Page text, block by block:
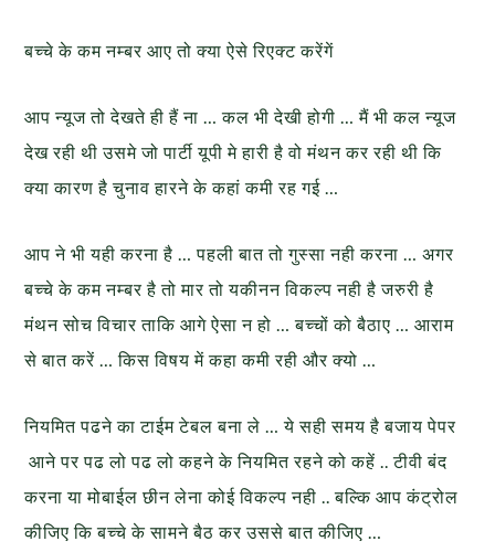
बच्चे के कम नम्बर आए तो क्या ऐसे रिएक्ट करेंगें
आप न्यूज तो देखते ही हैं ना … कल भी देखी होगी … मैं भी कल न्यूज
देख रही थी उसमे जो पार्टी यूपी मे हारी है वो मंथन कर रही थी कि
क्या कारण है चुनाव हारने के कहां कमी रह गई …
आप ने भी यही करना है … पहली बात तो गुस्सा नही करना … अगर
बच्चे के कम नम्बर है तो मार तो यकीनन विकल्प नही है जरुरी है
मंथन सोच विचार ताकि आगे ऐसा न हो … बच्चों को बैठाए … आराम
से बात करें … किस विषय में कहा कमी रही और क्यो …
नियमित पढने का टाईम टेबल बना ले … ये सही समय है बजाय पेपर
आने पर पढ लो पढ लो कहने के नियमित रहने को कहें .. टीवी बंद
करना या मोबाईल छीन लेना कोई विकल्प नही .. बल्कि आप कंट्रोल
कीजिए कि बच्चे के सामने बैठ कर उससे बात कीजिए …